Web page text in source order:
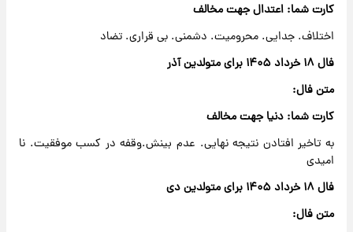
کارت شما: اعتدال جهت مخالف
اختلاف. جدایی. محرومیت. دشمنی. بی قراری. تضاد
فال ۱۸ خرداد ۱۴۰۵ برای متولدین آذر
متن فال:
کارت شما: دنیا جهت مخالف
به تاخیر افتادن نتیجه نهایی. عدم بینش.وقفه در کسب موفقیت. نا
امیدی
فال ۱۸ خرداد ۱۴۰۵ برای متولدین دی
متن فال: